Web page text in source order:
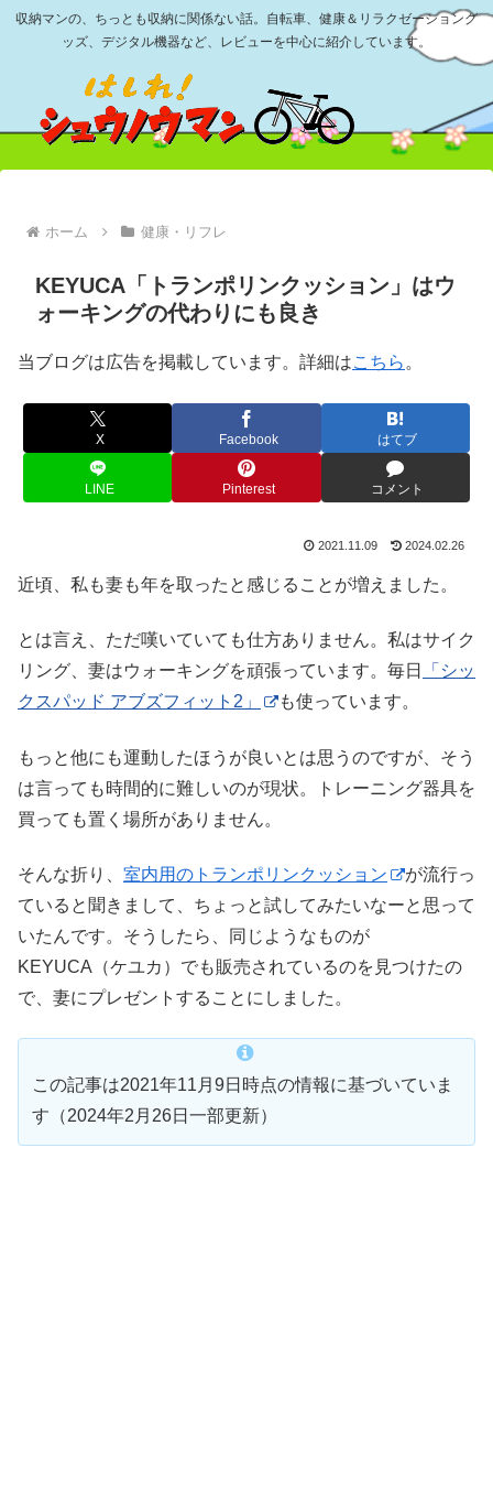
収納マンの、ちっとも収納に関係ない話。自転車、健康＆リラクゼーショング
ッズ、デジタル機器など、レビューを中心に紹介しています。
ホーム 健康・リフレ
KEYUCA「トランポリンクッション」はウ
ォーキングの代わりにも良き
当ブログは広告を掲載しています。詳細はこちら 。
X Facebook はてブ
LINE Pinterest コメント
2021.11.09 2024.02.26
近頃、私も妻も年を取ったと感じることが増えました。
とは言え、ただ嘆いていても仕方ありません。私はサイク
リング、妻はウォーキングを頑張っています。毎日
「シッ
クスパッド アブズフィット2」
も使っています。
もっと他にも運動したほうが良いとは思うのですが、そう
は言っても時間的に難しいのが現状。トレーニング器具を
買っても置く場所がありません。
そんな折り、 室内用のトランポリンクッション
が流行っ
ていると聞きまして、ちょっと試してみたいなーと思って
いたんです。そうしたら、同じようなものが
KEYUCA（ケユカ）でも販売されているのを見つけたの
で、妻にプレゼントすることにしました。
この記事は2021年11月9日時点の情報に基づいていま
す（2024年2月26日一部更新）